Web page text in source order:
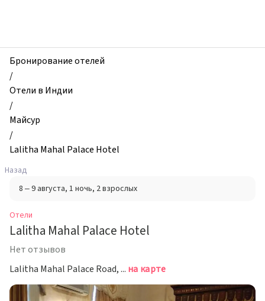
Lalitha
Mahal
Palace
Hotel,
Майсур,
Индия
Бронирование отелей
/
Отели в Индии
/
Майсур
/
Lalitha Mahal Palace Hotel
Назад
8 – 9 августа, 1 ночь, 2 взрослых
Отели
Lalitha Mahal Palace Hotel
Нет отзывов
Lalitha Mahal Palace Road, Майсур на карте